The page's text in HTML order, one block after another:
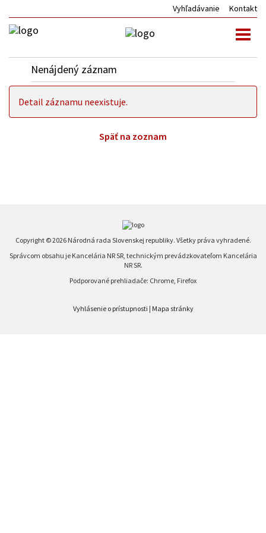
Vyhľadávanie Kontakt
Nenájdený záznam
Detail záznamu neexistuje.
Späť na zoznam
Copyright © 2026 Národná rada Slovenskej republiky. Všetky práva vyhradené.
Správcom obsahu je Kancelária NR SR, technickým prevádzkovateľom Kancelária
NR SR.
Podporované prehliadače: Chrome, Firefox
Vyhlásenie o prístupnosti | Mapa stránky